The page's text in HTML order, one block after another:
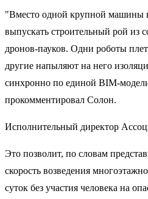
"Вместо одной крупной машины
выпускать строительный рой из
дронов-пауков. Одни роботы
другие напыляют на него
синхронно по единой BIM-
прокомментировал Солон.
Исполнительный директор
Это позволит, по словам
скорость возведения
суток без участия человека на